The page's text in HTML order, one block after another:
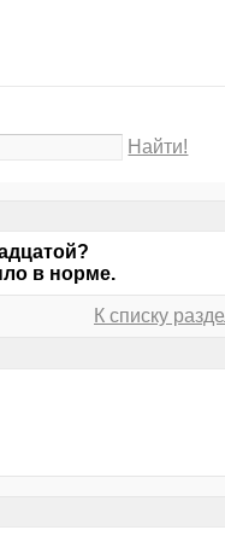
Найти!
в норме.
К списку